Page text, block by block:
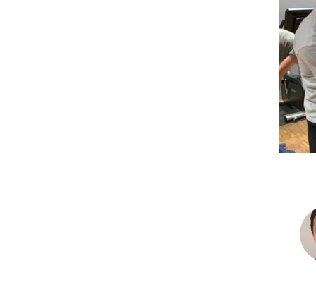
Thanks to V. Roussopoulos, within two